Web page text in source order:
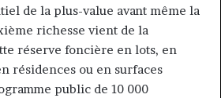
de la plus-value avant même la
richesse vient de la
réserve foncière en lots, en
résidences ou en surfaces
public de 10 000